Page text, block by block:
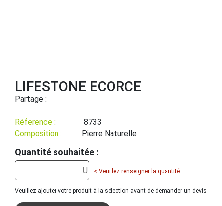
LIFESTONE ECORCE
Partage :
Réference :
8733
Composition :
Pierre Naturelle
Quantité souhaitée :
< Veuillez renseigner la quantité
Veuillez ajouter votre produit à la sélection avant de demander un devis